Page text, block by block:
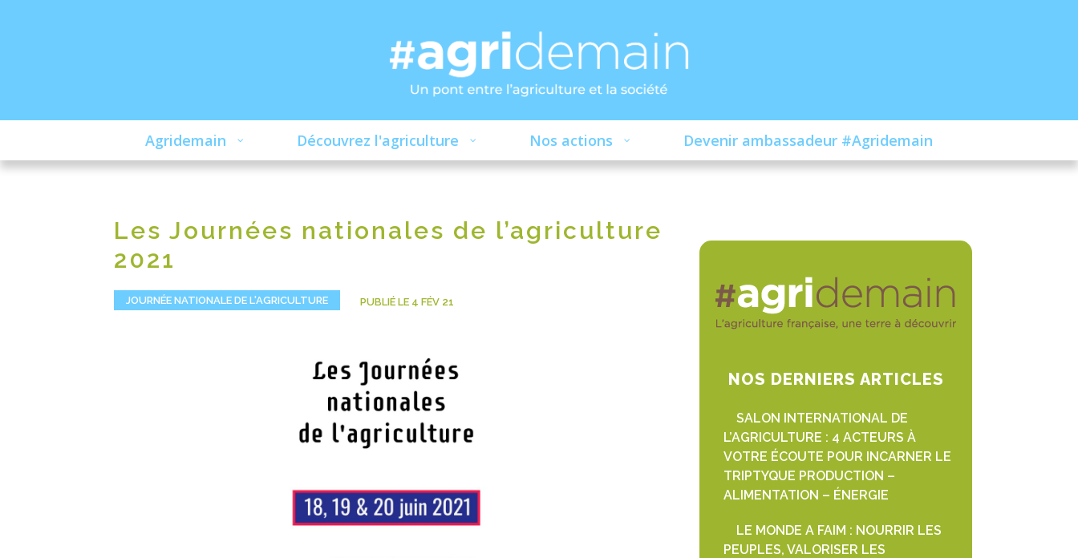
Agridemain Découvrez l'agriculture Nos actions Devenir ambassadeur #Agridemain
Les Journées nationales de l’agriculture
2021
JOURNÉE NATIONALE DE L'AGRICULTURE PUBLIÉ LE 4 FÉV 21
NOS DERNIERS ARTICLES
SALON INTERNATIONAL DE
L’AGRICULTURE : 4 ACTEURS À
VOTRE ÉCOUTE POUR INCARNER LE
TRIPTYQUE PRODUCTION –
ALIMENTATION – ÉNERGIE
LE MONDE A FAIM : NOURRIR LES
PEUPLES, VALORISER LES